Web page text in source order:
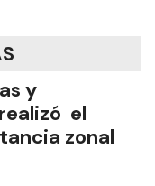
y
el
zonal